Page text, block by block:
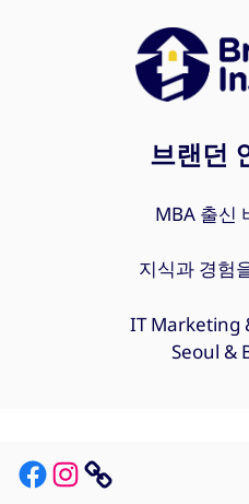
브랜던
MBA 출신
지식과 경험
IT Marketing
Seoul &
Facebook
Instagram
Link